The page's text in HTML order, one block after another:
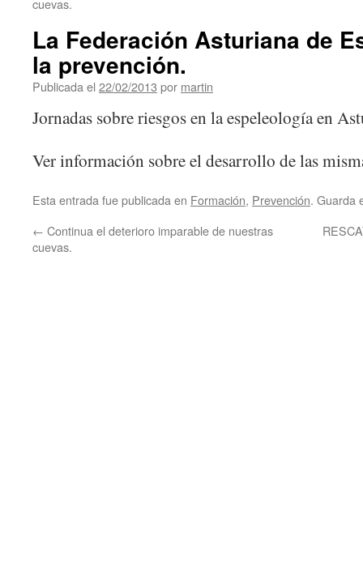
cuevas.
La Federación Asturiana de
la prevención.
Publicada el 22/02/2013 por martin
Jornadas sobre riesgos en la espeleología en
Ver información sobre el desarrollo de las
Esta entrada fue publicada en Formación, Prevención. Guarda
← Continua el deterioro imparable de nuestras
cuevas.